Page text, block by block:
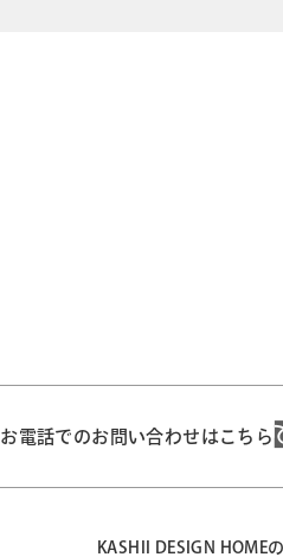
お電話でのお問い合わせはこちら
KASHII DESIGN HOME